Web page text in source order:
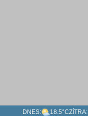
DNES: 18.5°CZÍTRA: